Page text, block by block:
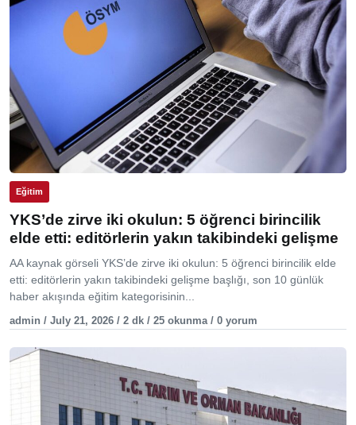
Eğitim
YKS’de zirve iki okulun: 5 öğrenci birincilik
elde etti: editörlerin yakın takibindeki gelişme
AA kaynak görseli YKS’de zirve iki okulun: 5 öğrenci birincilik elde
etti: editörlerin yakın takibindeki gelişme başlığı, son 10 günlük
haber akışında eğitim kategorisinin...
admin / July 21, 2026 / 2 dk / 25 okunma / 0 yorum